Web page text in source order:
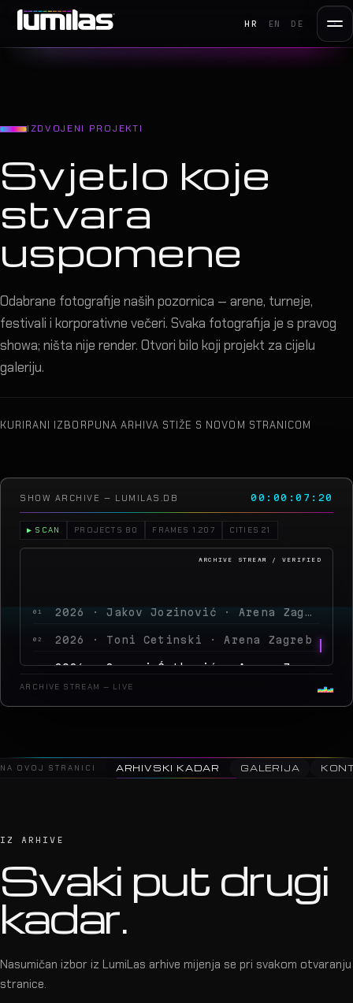
HR EN DE
IZDVOJENI PROJEKTI
Svjetlo koje
stvara
uspomene
Odabrane fotografije naših pozornica — arene, turneje,
festivali i korporativne večeri. Svaka fotografija je s pravog
showa; ništa nije render. Otvori bilo koji projekt za cijelu
galeriju.
KURIRANI IZBORPUNA ARHIVA STIŽE S NOVOM STRANICOM
SHOW ARCHIVE — LUMILAS.DB 00:00:10:09
▶ SCAN PROJECTS 80 FRAMES 1.207 CITIES 21
02 2026 · Toni Cetinski · Arena Zagreb
03 2026 · Sergej Ćetković · Arena Zagreb
2026 · Peđa Jovanović · Arena Zagreb
ARCHIVE STREAM — LIVE
NA OVOJ STRANICI ARHIVSKI KADAR GALERIJA
IZ ARHIVE
Svaki put drugi
kadar.
Nasumičan izbor iz LumiLas arhive mijenja se pri svakom otvaranju
stranice.